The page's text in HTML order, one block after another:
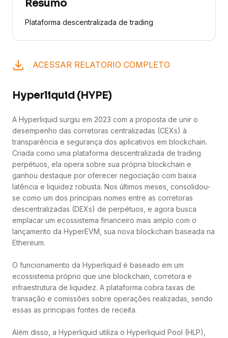
Resumo
Plataforma descentralizada de trading
ACESSAR RELATORIO COMPLETO
Hyperliquid (HYPE)
A Hyperliquid surgiu em 2023 com a proposta de unir o
desempenho das corretoras centralizadas (CEXs) à
transparência e segurança dos aplicativos em blockchain.
Criada como uma plataforma descentralizada de trading
perpétuos, ela opera sobre sua própria blockchain e
ganhou destaque por oferecer negociação com baixa
latência e liquidez robusta. Nos últimos meses, consolidou-
se como um dos principais nomes entre as corretoras
descentralizadas (DEXs) de perpétuos, e agora busca
emplacar um ecossistema financeiro mais amplo com o
lançamento da HyperEVM, sua nova blockchain baseada na
Ethereum.
O funcionamento da Hyperliquid é baseado em um
ecossistema próprio que une blockchain, corretora e
infraestrutura de liquidez. A plataforma cobra taxas de
transação e comissões sobre operações realizadas, sendo
essas as principais fontes de receita.
Além disso, a Hyperliquid utiliza o Hyperliquid Pool (HLP),